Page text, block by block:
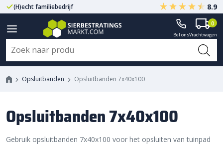
(H)echt familiebedrijf Gegarandeerd A-kwaliteit
8.9
Bel onsVrachtwagen
0
Opsluitbanden Opsluitbanden 7x40x100
Opsluitbanden 7x40x100
Gebruik opsluitbanden 7x40x100 voor het opsluiten van tuinpad